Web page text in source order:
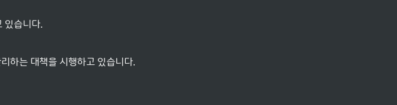
있습니다.
하는 대책을 시행하고 있습니다.